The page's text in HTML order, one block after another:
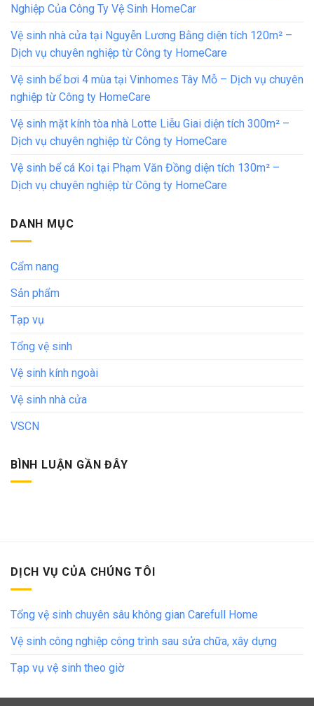
Nghiệp Của Công Ty Vệ Sinh HomeCar
Vệ sinh nhà cửa tại Nguyễn Lương Bằng diện tích 120m² –
Dịch vụ chuyên nghiệp từ Công ty HomeCare
Vệ sinh bể bơi 4 mùa tại Vinhomes Tây Mỗ – Dịch vụ chuyên
nghiệp từ Công ty HomeCare
Vệ sinh mặt kính tòa nhà Lotte Liễu Giai diện tích 300m² –
Dịch vụ chuyên nghiệp từ Công ty HomeCare
Vệ sinh bể cá Koi tại Phạm Văn Đồng diện tích 130m² –
Dịch vụ chuyên nghiệp từ Công ty HomeCare
DANH MỤC
Cẩm nang
Sản phẩm
Tạp vụ
Tổng vệ sinh
Vệ sinh kính ngoài
Vệ sinh nhà cửa
VSCN
BÌNH LUẬN GẦN ĐÂY
DỊCH VỤ CỦA CHÚNG TÔI
Tổng vệ sinh chuyên sâu không gian Carefull Home
Vệ sinh công nghiệp công trình sau sửa chữa, xây dựng
Tạp vụ vệ sinh theo giờ